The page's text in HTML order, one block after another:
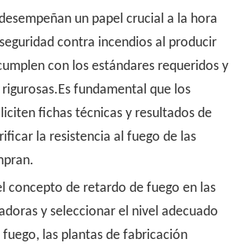
un papel crucial a la hora
contra incendios al producir
con los estándares requeridos y
fundamental que los
fichas técnicas y resultados de
la resistencia al fuego de las
concepto de retardo de fuego en las
y seleccionar el nivel adecuado
las plantas de fabricación